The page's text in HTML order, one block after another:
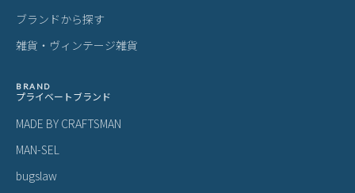
ブランドから探す
雑貨・ヴィンテージ雑貨
BRAND
プライベートブランド
MADE BY CRAFTSMAN
MAN-SEL
bugslaw